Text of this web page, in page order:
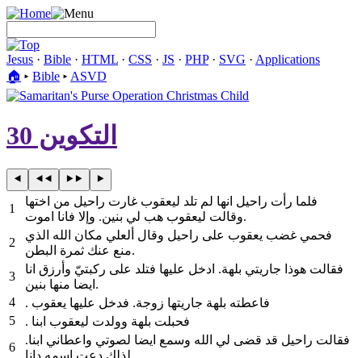
Jesus · Bible · HTML · CSS · JS · PHP· SVG · Applications
🏠︎ ▸ Bible ▸ ASVD
التكوين 30
1
فلما رأت راحيل انها لم تلد ليعقوب غارت راحيل من اختها
وقالت ليعقوب هب لي بنين. وإلا فانا اموت.
2
فحمي غضب يعقوب على راحيل وقال ألعلي مكان الله الذي
منع عنك ثمرة البطن.
3
فقالت هوذا جاريتي بلهة. ادخل عليها فتلد على ركبتيّ وأرزق انا
ايضا منها بنين.
4
. فاعطته بلهة جاريتها زوجة. فدخل عليها يعقوب
5
. فحبلت بلهة وولدت ليعقوب ابنا
6
فقالت راحيل قد قضى لي الله وسمع ايضا لصوتي واعطاني ابنا.
لذلك دعت اسمه دانا.